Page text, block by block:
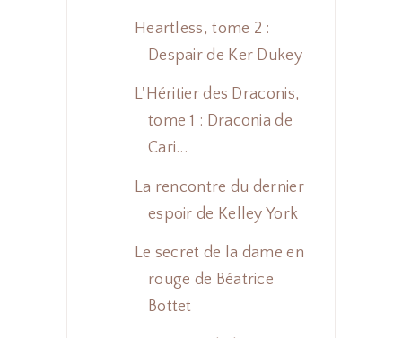
Heartless, tome 2 :
Despair de Ker Dukey
L'Héritier des Draconis,
tome 1 : Draconia de
Cari...
La rencontre du dernier
espoir de Kelley York
Le secret de la dame en
rouge de Béatrice
Bottet